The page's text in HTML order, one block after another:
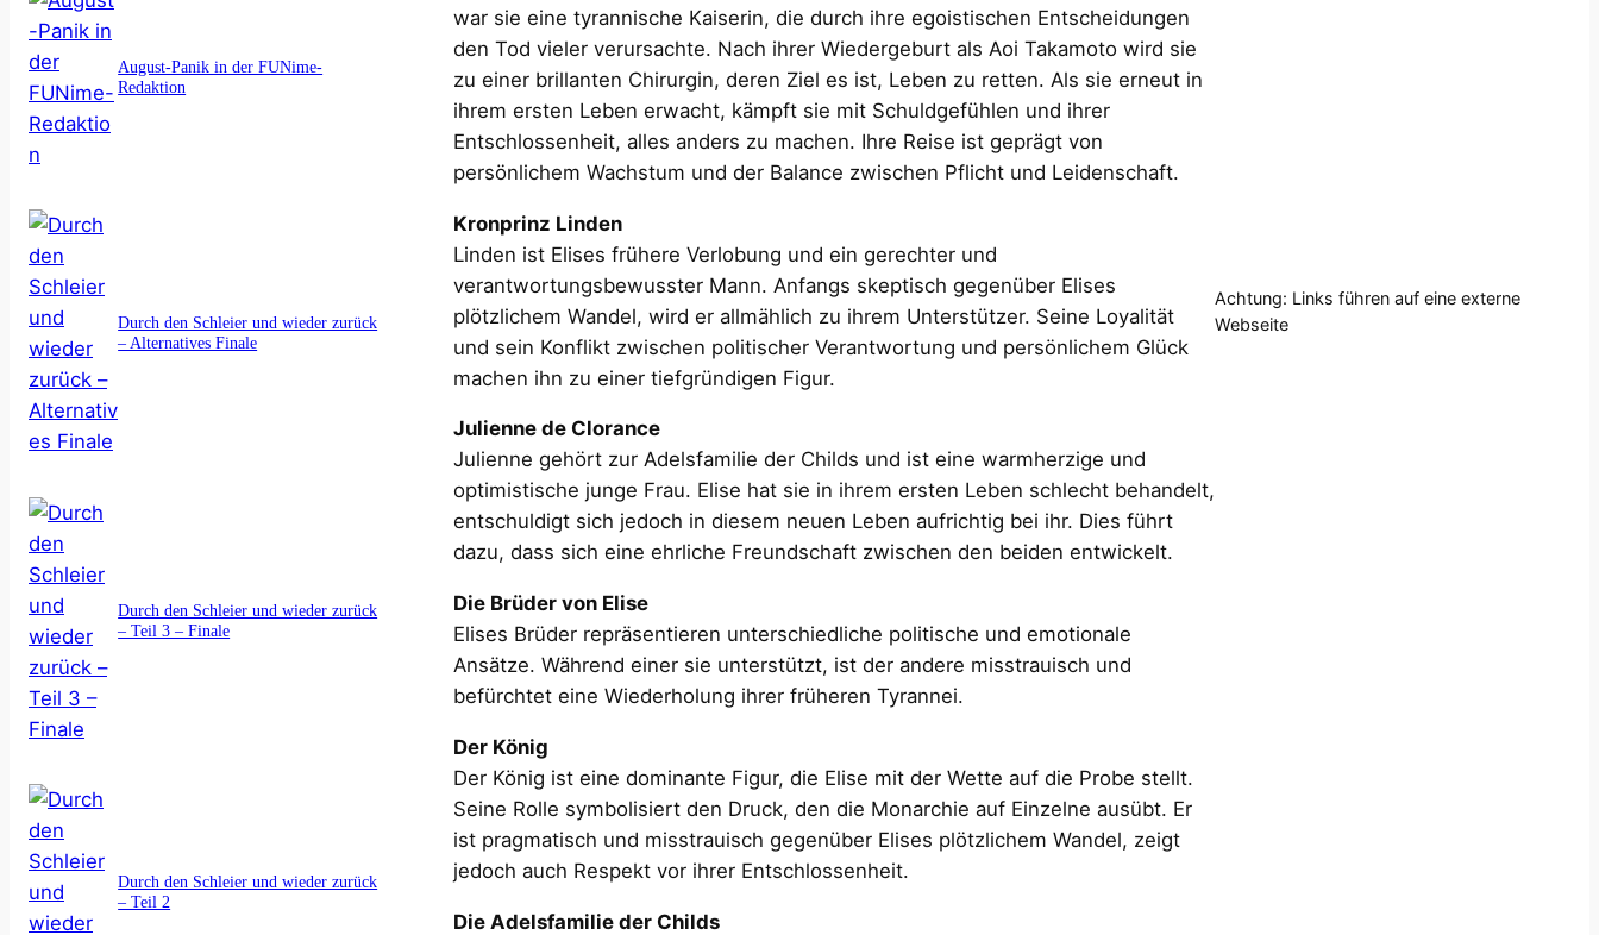
August-Panik in der FUNime-
Redaktion
Durch den Schleier und wieder zurück
– Alternatives Finale
Durch den Schleier und wieder zurück
– Teil 3 – Finale
Durch den Schleier und wieder zurück
– Teil 2
war sie eine tyrannische Kaiserin, die durch ihre egoistischen Entscheidungen
den Tod vieler verursachte. Nach ihrer Wiedergeburt als Aoi Takamoto wird sie
zu einer brillanten Chirurgin, deren Ziel es ist, Leben zu retten. Als sie erneut in
ihrem ersten Leben erwacht, kämpft sie mit Schuldgefühlen und ihrer
Entschlossenheit, alles anders zu machen. Ihre Reise ist geprägt von
persönlichem Wachstum und der Balance zwischen Pflicht und Leidenschaft.
Kronprinz Linden
Linden ist Elises frühere Verlobung und ein gerechter und
verantwortungsbewusster Mann. Anfangs skeptisch gegenüber Elises
plötzlichem Wandel, wird er allmählich zu ihrem Unterstützer. Seine Loyalität
und sein Konflikt zwischen politischer Verantwortung und persönlichem Glück
machen ihn zu einer tiefgründigen Figur.
Julienne de Clorance
Julienne gehört zur Adelsfamilie der Childs und ist eine warmherzige und
optimistische junge Frau. Elise hat sie in ihrem ersten Leben schlecht behandelt,
entschuldigt sich jedoch in diesem neuen Leben aufrichtig bei ihr. Dies führt
dazu, dass sich eine ehrliche Freundschaft zwischen den beiden entwickelt.
Die Brüder von Elise
Elises Brüder repräsentieren unterschiedliche politische und emotionale
Ansätze. Während einer sie unterstützt, ist der andere misstrauisch und
befürchtet eine Wiederholung ihrer früheren Tyrannei.
Der König
Der König ist eine dominante Figur, die Elise mit der Wette auf die Probe stellt.
Seine Rolle symbolisiert den Druck, den die Monarchie auf Einzelne ausübt. Er
ist pragmatisch und misstrauisch gegenüber Elises plötzlichem Wandel, zeigt
jedoch auch Respekt vor ihrer Entschlossenheit.
Die Adelsfamilie der Childs
Achtung: Links führen auf eine externe
Webseite